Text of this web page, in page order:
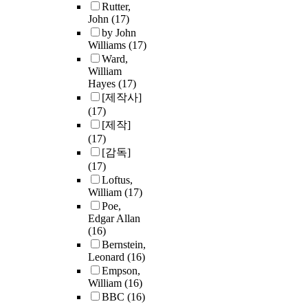
Rutter,
John (17)
by John
Williams (17)
Ward,
William
Hayes (17)
[제작사]
(17)
[제작]
(17)
[감독]
(17)
Loftus,
William (17)
Poe,
Edgar Allan
(16)
Bernstein,
Leonard (16)
Empson,
William (16)
BBC (16)